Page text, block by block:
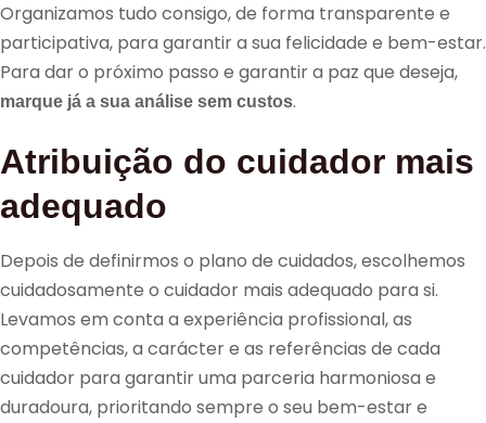
Organizamos tudo consigo, de forma transparente e
participativa, para garantir a sua felicidade e bem-estar.
Para dar o próximo passo e garantir a paz que deseja,
marque já a sua análise sem custos.
Atribuição do cuidador mais
adequado
Depois de definirmos o plano de cuidados, escolhemos
cuidadosamente o cuidador mais adequado para si.
Levamos em conta a experiência profissional, as
competências, a carácter e as referências de cada
cuidador para garantir uma parceria harmoniosa e
duradoura, prioritando sempre o seu bem-estar e